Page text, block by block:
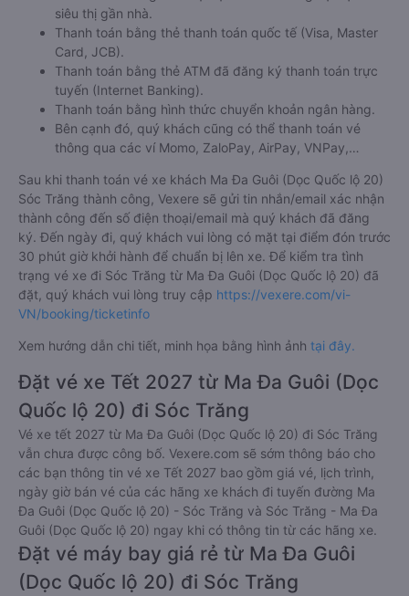
siêu thị gần nhà.
Thanh toán bằng thẻ thanh toán quốc tế (Visa, Master
Card, JCB).
Thanh toán bằng thẻ ATM đã đăng ký thanh toán trực
tuyến (Internet Banking).
Thanh toán bằng hình thức chuyển khoản ngân hàng.
Bên cạnh đó, quý khách cũng có thể thanh toán vé
thông qua các ví Momo, ZaloPay, AirPay, VNPay,…
Sau khi thanh toán vé xe khách Ma Đa Guôi (Dọc Quốc lộ 20)
Sóc Trăng thành công, Vexere sẽ gửi tin nhắn/email xác nhận
thành công đến số điện thoại/email mà quý khách đã đăng
ký. Đến ngày đi, quý khách vui lòng có mặt tại điểm đón trước
30 phút giờ khởi hành để chuẩn bị lên xe. Để kiểm tra tình
trạng vé xe đi Sóc Trăng từ Ma Đa Guôi (Dọc Quốc lộ 20) đã
đặt, quý khách vui lòng truy cập https://vexere.com/vi-
VN/booking/ticketinfo
Xem hướng dẫn chi tiết, minh họa bằng hình ảnh tại đây.
Đặt vé xe Tết 2027 từ Ma Đa Guôi (Dọc
Quốc lộ 20) đi Sóc Trăng
Vé xe tết 2027 từ Ma Đa Guôi (Dọc Quốc lộ 20) đi Sóc Trăng
vẫn chưa được công bố. Vexere.com sẽ sớm thông báo cho
các bạn thông tin vé xe Tết 2027 bao gồm giá vé, lịch trình,
ngày giờ bán vé của các hãng xe khách đi tuyến đường Ma
Đa Guôi (Dọc Quốc lộ 20) - Sóc Trăng và Sóc Trăng - Ma Đa
Guôi (Dọc Quốc lộ 20) ngay khi có thông tin từ các hãng xe.
Đặt vé máy bay giá rẻ từ Ma Đa Guôi
(Dọc Quốc lộ 20) đi Sóc Trăng